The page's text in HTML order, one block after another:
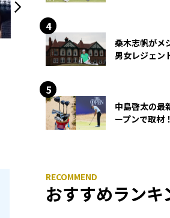
桑木志帆がメ
男女レジェン
中島啓太の最
ープンで取材
おすすめランキ